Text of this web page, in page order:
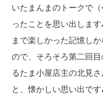
いたまんまのトークで
ったことを思い出しま
まで楽しかった記憶し
ので、そろそろ第二回
るたま小屋店主の北見
と、懐かしい思い出で